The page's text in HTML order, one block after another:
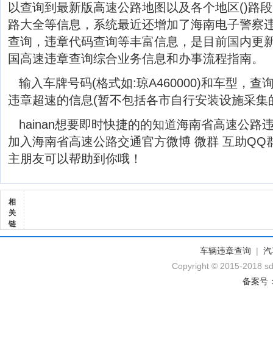
以查询到最新版高速公路地图以及各个地区()路
路大全等信息，系统最近还增加了海南电子警察
查询，违章代码查询等丰富信息，是目前国内更
国高速违章查询综合业务信息和办事流程指南。
输入车牌号码(格式如:琼A460000)和车型，查
违章超速的信息(暂不包括各市自行安装设施采集
hainan想要即时快捷的的知道海南省高速公路
加入海南省高速公路交通官方微博 微群 互助QQ
主朋友可以帮助到你哦！
相
关
链
车辆违章查询 |
Copyright © 2015-2018
备案号